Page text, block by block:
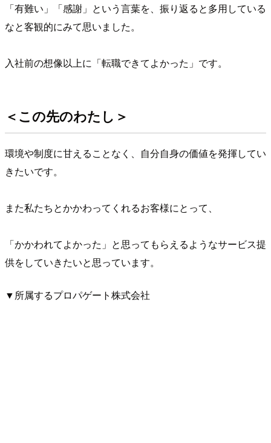
「有難い」「感謝」という言葉を、振り返ると多用している
なと客観的にみて思いました。
入社前の想像以上に「転職できてよかった」です。
＜この先のわたし＞
環境や制度に甘えることなく、自分自身の価値を発揮してい
きたいです。
また私たちとかかわってくれるお客様にとって、
「かかわれてよかった」と思ってもらえるようなサービス提
供をしていきたいと思っています。
▼所属するプロパゲート株式会社